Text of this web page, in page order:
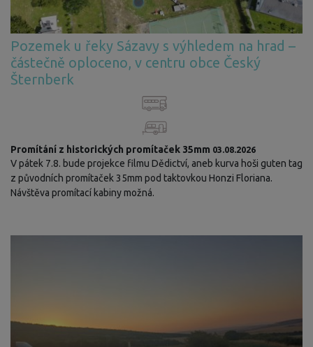
Pozemek u řeky Sázavy s výhledem na hrad –
částečně oploceno, v centru obce Český
Šternberk
Promítání z historických promítaček 35mm 03.08.2026
V pátek 7.8. bude projekce filmu Dědictví, aneb kurva hoši guten tag
z původních promítaček 35mm pod taktovkou Honzi Floriana.
Návštěva promítací kabiny možná.